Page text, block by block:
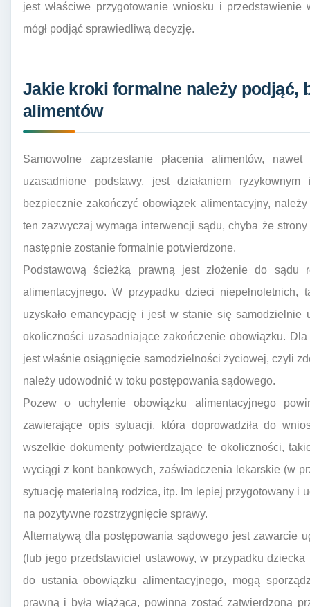
jest właściwe przygotowanie wniosku i
mógł podjąć sprawiedliwą decyzję.
Jakie kroki formalne należy podjąć,
alimentów
Samowolne zaprzestanie płacenia alimentów,
uzasadnione podstawy, jest działaniem
bezpiecznie zakończyć obowiązek alimentacyjny,
ten zazwyczaj wymaga interwencji sądu, chyba że
następnie zostanie formalnie potwierdzone.
Podstawową ścieżką prawną jest złożenie do sądu
alimentacyjnego. W przypadku dzieci
uzyskało emancypację i jest w stanie się samodzielnie
okoliczności uzasadniające zakończenie obowiązku.
jest właśnie osiągnięcie samodzielności życiowej, czyli
należy udowodnić w toku postępowania sądowego.
Pozew o uchylenie obowiązku alimentacyjnego
zawierające opis sytuacji, która doprowadziła do
wszelkie dokumenty potwierdzające te okoliczności,
wyciągi z kont bankowych, zaświadczenia lekarskie (w
sytuację materialną rodzica, itp. Im lepiej przygotowany i
na pozytywne rozstrzygnięcie sprawy.
Alternatywą dla postępowania sądowego jest zawarcie
(lub jego przedstawiciel ustawowy, w przypadku
do ustania obowiązku alimentacyjnego, mogą
prawną i była wiążąca, powinna zostać zatwierdzona